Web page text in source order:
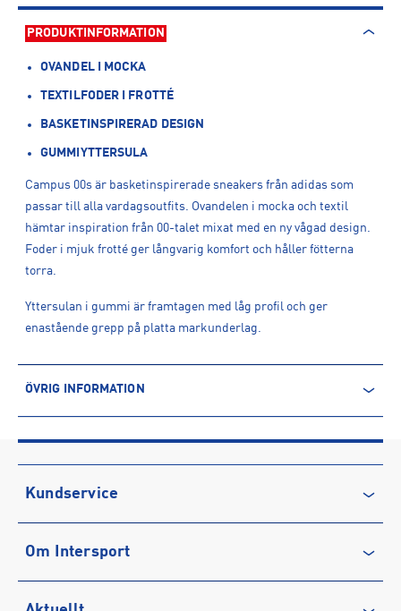
PRODUKTINFORMATION
OVANDEL I MOCKA
TEXTILFODER I FROTTÉ
BASKETINSPIRERAD DESIGN
GUMMIYTTERSULA
Campus 00s är basketinspirerade sneakers från adidas som
passar till alla vardagsoutfits. Ovandelen i mocka och textil
hämtar inspiration från 00-talet mixat med en ny vågad design.
Foder i mjuk frotté ger långvarig komfort och håller fötterna
torra.
Yttersulan i gummi är framtagen med låg profil och ger
enastående grepp på platta markunderlag.
ÖVRIG INFORMATION
Produktnummer: 1626716
Leverantörens produktnummer: KI9409
Artikelnummer: 162671601-SESAME/AUCO/GUM5
Tillverkaradress
Kontakt tillverkare: https://www.adidas.se/
Kundservice
Vanliga frågor & svar
Om Intersport